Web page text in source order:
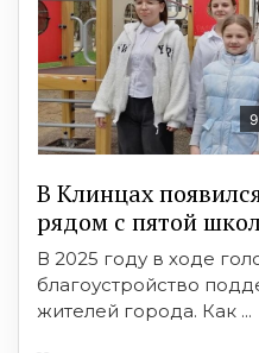
В Клинцах
рядом с пятой
В 2025 году в ходе
благоустройство
жителей города. Как ...